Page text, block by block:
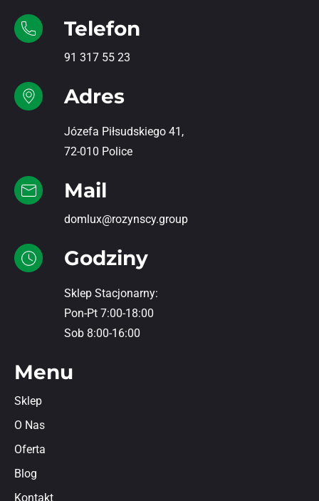
Telefon
91 317 55 23
Adres
Józefa Piłsudskiego 41,
72-010 Police
Mail
domlux@rozynscy.group
Godziny
Sklep Stacjonarny:
Pon-Pt 7:00-18:00
Sob 8:00-16:00
Menu
Sklep
O Nas
Oferta
Blog
Kontakt